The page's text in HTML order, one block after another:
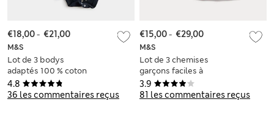
4.8
36 les commentaires reçus
M&S
Lot de 3 bodys
adaptés 100 % coton
(du 3 au16 ans)
€18,00- €21,00
3.9
81 les commentaires reçus
M&S
Lot de 3 chemises
garçons faciles à
porter et à repasser
parfaites pour
€15,00- €29,00